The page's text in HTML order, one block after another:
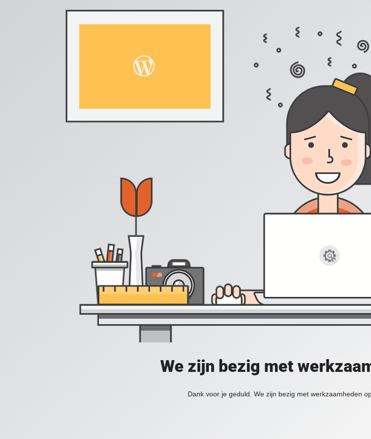
We zijn bezig met
Dank voor je geduld. We zijn bezig met werkzaamheden